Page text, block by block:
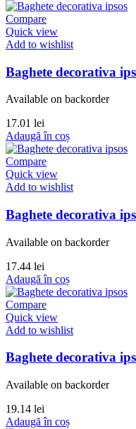
Compare
Quick view
Add to wishlist
Baghete decorativa
Available on backorder
17.01 lei
Adaugă în coș
Compare
Quick view
Add to wishlist
Baghete decorativa
Available on backorder
17.44 lei
Adaugă în coș
Compare
Quick view
Add to wishlist
Baghete decorativa
Available on backorder
19.14 lei
Adaugă în coș